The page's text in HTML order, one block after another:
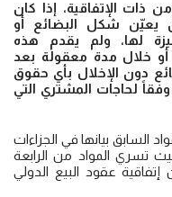
ذات الإتفاقية، إذا كان
يعيّن شكل البضائع أو
لها، ولم يقدم هذه
أو خلال مدة معقولة بعد
دون الإخلال بأي حقوق
لحاجات المشتري التي
السابق بيانها في الجزاءات
تسري المواد من الرابعة
عقود البيع الدولي